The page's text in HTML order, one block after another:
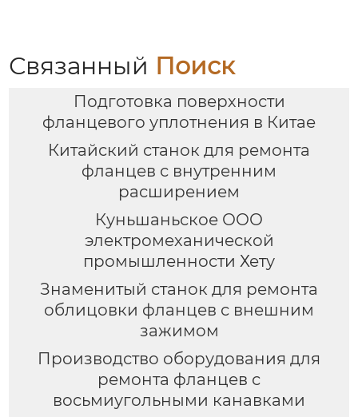
Связанный Поиск
Подготовка поверхности
фланцевого уплотнения в Китае
Китайский станок для ремонта
фланцев с внутренним
расширением
Куньшаньское ООО
электромеханической
промышленности Хету
Знаменитый станок для ремонта
облицовки фланцев с внешним
зажимом
Производство оборудования для
ремонта фланцев с
восьмиугольными канавками